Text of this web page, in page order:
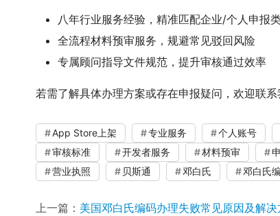
八年行业服务经验，精准匹配企业/个人申报
全流程材料预审服务，规避常见驳回风险
专属顾问指导文件规范，提升审核通过效率
若需了解具体办理方案或存在申报疑问，欢迎联系
App Store上架 专业服务 个人账号
审核标准
开发者服务 材料预审
营业执照
贝斯通 邓白氏 邓白氏
上一篇： 美国邓白氏编码办理失败常见原因及解决